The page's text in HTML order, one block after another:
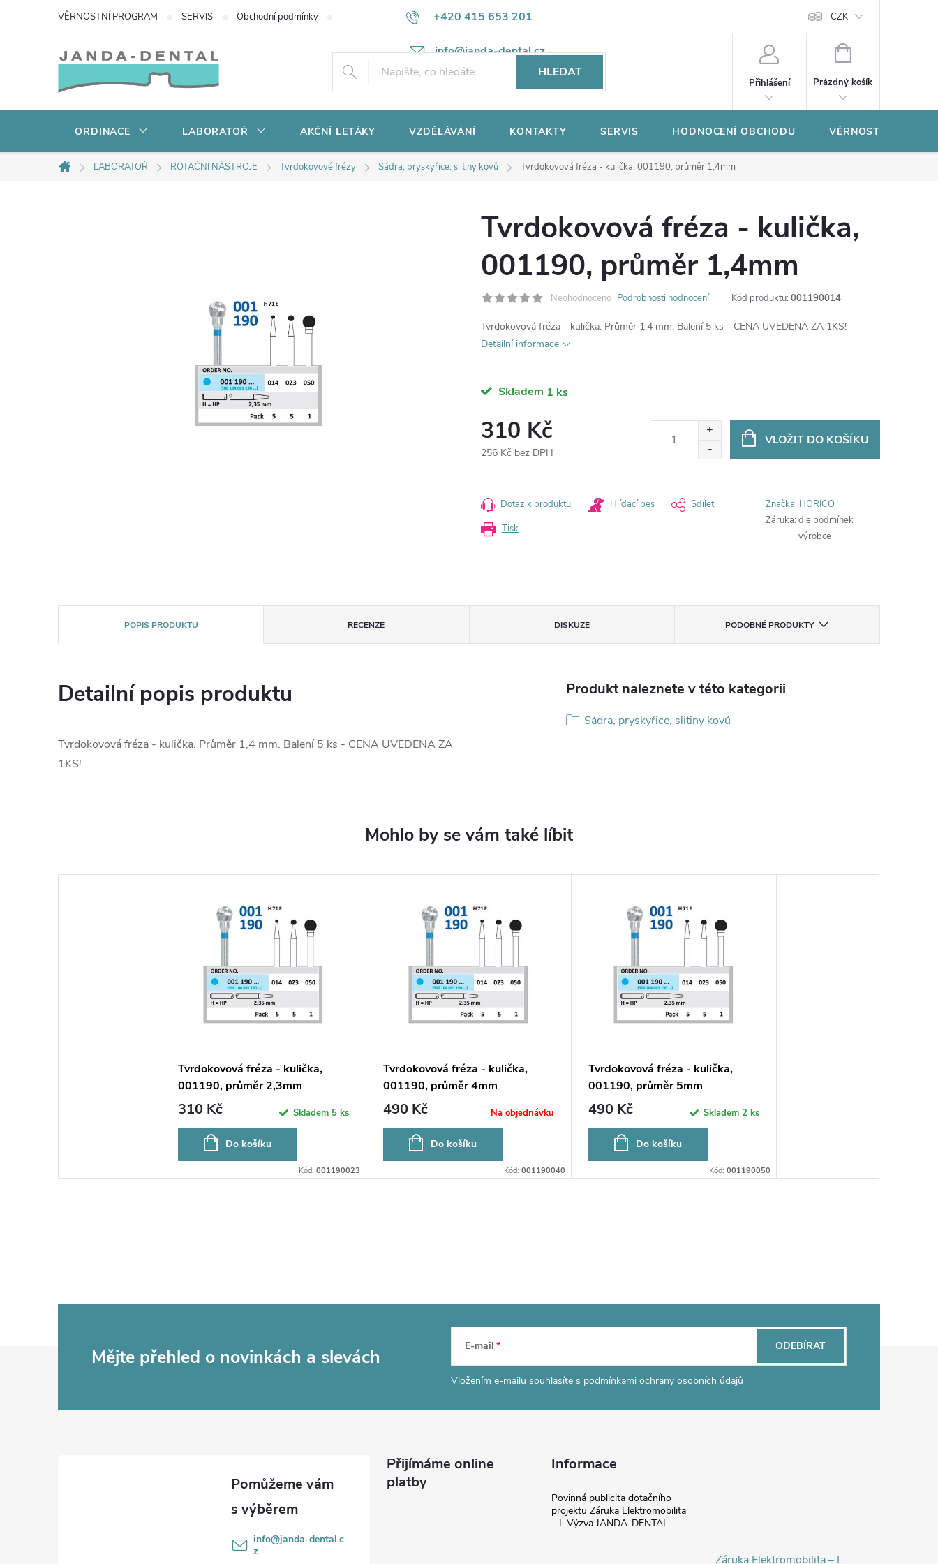
+420 415 653 201
info@janda-dental.cz
VĚRNOSTNÍ PROGRAM SERVIS Obchodní podmínky Potřebujete poradit? Ochrana osobních údajů CZK
HLEDAT
Přihlášení
NÁKUPNÍ
Prázdný košík
ORDINACE LABORATOŘ AKČNÍ LETÁKY VZDĚLÁVÁNÍ KONTAKTY SERVIS HODNOCENÍ OBCHODU VĚRNOSTNÍ
Domů
LABORATOŘ ROTAČNÍ NÁSTROJE Tvrdokovové frézy Sádra, pryskyřice, slitiny kovů Tvrdokovová fréza - kulička, 001190, průměr 1,4mm
Tvrdokovová fréza - kulička,
001190, průměr 1,4mm
Neohodnoceno Podrobnosti hodnocení Kód produktu: 001190014
Tvrdokovová fréza - kulička. Průměr 1,4 mm. Balení 5 ks - CENA UVEDENA ZA 1KS!
Detailní informace
Skladem 1 ks
310 Kč
256 Kč bez DPH
cena:
VLOŽIT DO KOŠÍKU
Tisk
Dotaz k produktu Hlídací pes Sdílet Značka: HORICO
Záruka: dle podmínek
výrobce
POPIS PRODUKTU RECENZE DISKUZE PODOBNÉ PRODUKTY
Detailní popis produktu
Tvrdokovová fréza - kulička. Průměr 1,4 mm. Balení 5 ks - CENA UVEDENA ZA
1KS!
Produkt naleznete v této kategorii
Sádra, pryskyřice, slitiny kovů
Tvrdokovová fréza - kulička,
001190, průměr 2,3mm
310 Kč Skladem 5 ks
Do košíku
Kód: 001190023
Tvrdokovová fréza - kulička,
001190, průměr 4mm
490 Kč Na objednávku
Do košíku
Kód: 001190040
Tvrdokovová fréza - kulička,
001190, průměr 5mm
490 Kč Skladem 2 ks
Do košíku
Kód: 001190050
Mějte přehled o novinkách a slevách E-mail
Vložením e-mailu souhlasíte s podmínkami ochrany osobních údajů
ODEBÍRAT
info@janda-dental.c
z
Přijímáme online
platby
Informace
Povinná publicita dotačního
projektu Záruka Elektromobilita
– I. Výzva JANDA-DENTAL
Záruka Elektromobilita – I.